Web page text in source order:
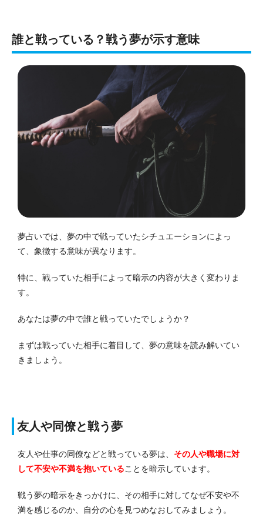
誰と戦っている？戦う夢が示す意味
夢占いでは、夢の中で戦っていたシチュエーションによっ
て、象徴する意味が異なります。
特に、戦っていた相手によって暗示の内容が大きく変わりま
す。
あなたは夢の中で誰と戦っていたでしょうか？
まずは戦っていた相手に着目して、夢の意味を読み解いてい
きましょう。
友人や同僚と戦う夢
友人や仕事の同僚などと戦っている夢は、 その人や職場に対
して不安や不満を抱いていることを暗示しています。
戦う夢の暗示をきっかけに、その相手に対してなぜ不安や不
満を感じるのか、自分の心を見つめなおしてみましょう。